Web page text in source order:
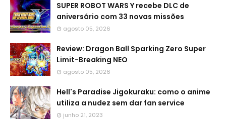
SUPER ROBOT WARS Y recebe DLC de
aniversário com 33 novas missões
agosto 05, 2026
Review: Dragon Ball Sparking Zero Super
Limit-Breaking NEO
agosto 05, 2026
Hell's Paradise Jigokuraku: como o anime
utiliza a nudez sem dar fan service
junho 21, 2023